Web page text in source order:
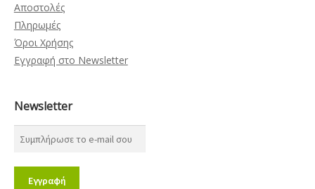
Αποστολές
Πληρωμές
Όροι Χρήσης
Εγγραφή στο Newsletter
Newsletter